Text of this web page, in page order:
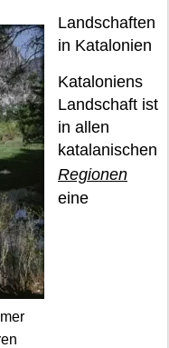
Landschaften
in Katalonien
Kataloniens
Landschaft ist
in allen
katalanischen
Regionen
eine